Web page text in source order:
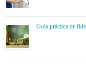
Guía práctica de